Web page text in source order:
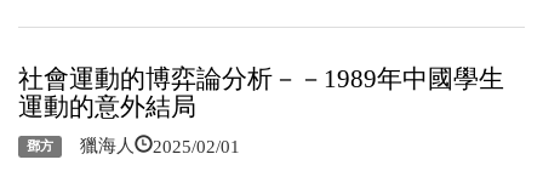
社會運動的博弈論分析－－1989年中國學生
運動的意外結局
鄧方 獵海人 2025/02/01